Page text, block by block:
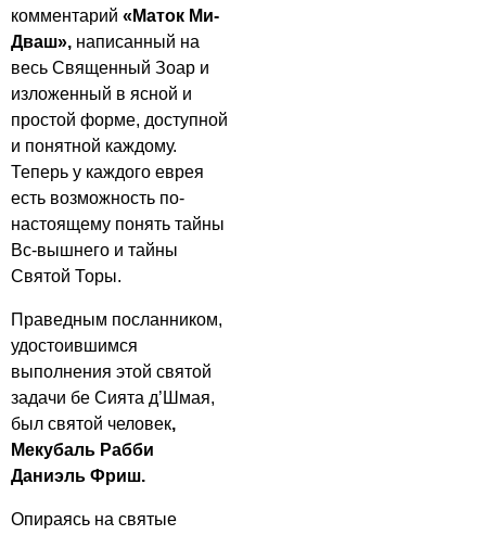
комментарий « Маток Ми-
Дваш», написанный на
весь Священный Зоар и
изложенный в ясной и
простой форме, доступной
и понятной каждому.
Теперь у каждого еврея
есть возможность по-
настоящему понять тайны
Вс-вышнего и тайны
Святой Торы.
Праведным посланником,
удостоившимся
выполнения этой святой
задачи бе Сията д’Шмая,
был святой человек,
Мекубаль Рабби
Даниэль Фриш.
Опираясь на святые